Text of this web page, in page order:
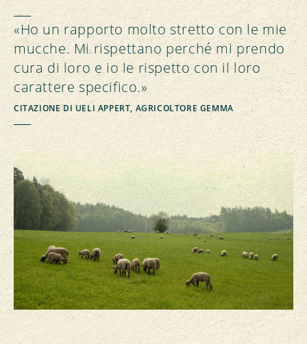
«Ho un rapporto molto stretto con le mie
mucche. Mi rispettano perché mi prendo
cura di loro e io le rispetto con il loro
carattere specifico.»
CITAZIONE DI UELI APPERT, AGRICOLTORE GEMMA